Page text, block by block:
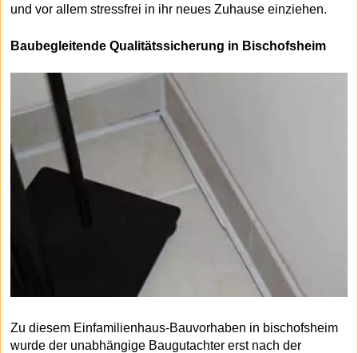
und vor allem stressfrei in ihr neues Zuhause einziehen.
Baubegleitende Qualitätssicherung in Bischofsheim
Zu diesem Einfamilienhaus-Bauvorhaben in bischofsheim
wurde der unabhängige Baugutachter erst nach der